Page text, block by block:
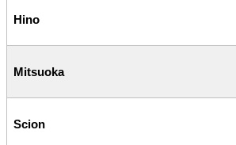
Hino
Mitsuoka
Scion